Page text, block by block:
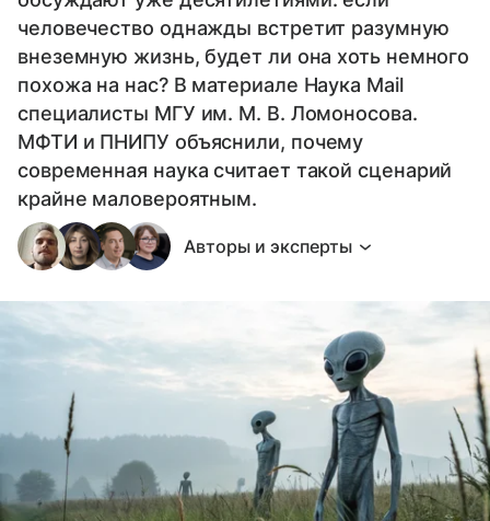
человечество однажды встретит разумную
внеземную жизнь, будет ли она хоть немного
похожа на нас? В материале Наука Mail
специалисты МГУ им. М. В. Ломоносова.
МФТИ и ПНИПУ объяснили, почему
современная наука считает такой сценарий
крайне маловероятным.
Авторы и эксперты